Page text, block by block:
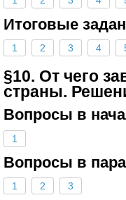
Итоговые
1 2 3 4
§10. От чего
страны.
Вопросы в
1
Вопросы в
1 2 3